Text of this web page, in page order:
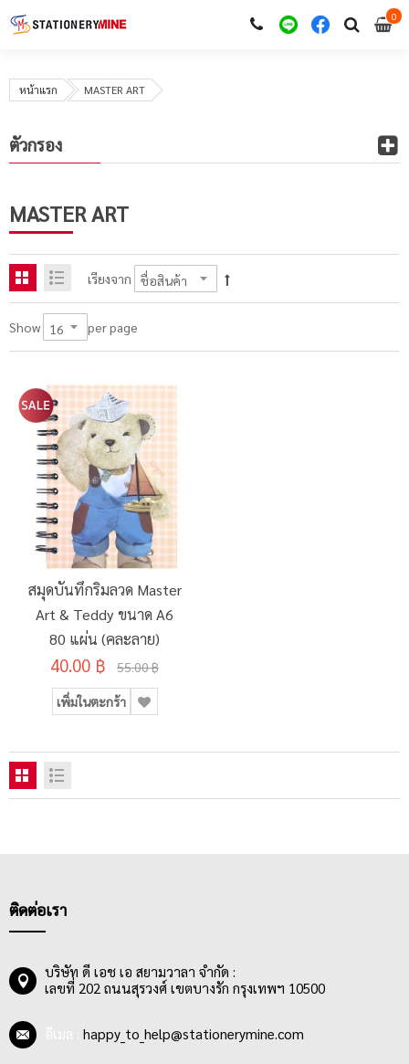
00
หน้าแรก MASTER ART
MASTER ART
เรียงจาก
Show per page
สมุดบันทึกริมลวด Master
Art & Teddy ขนาด A6
80 แผ่น (คละลาย)
40.00 ฿ 55.00 ฿
เพิ่มในตะกร้า
ตัวกรอง
ติดต่อเรา
บริษัท ดี เอช เอ สยามวาลา จำกัด :
เลขที่ 202 ถนนสุรวงศ์ เขตบางรัก กรุงเทพฯ 10500
happy_to_help@stationerymine.com